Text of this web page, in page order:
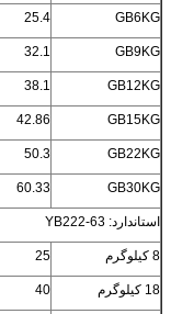
GB6KG
25.4
GB9KG
32.1
GB12KG
38.1
GB15KG
42.86
GB22KG
50.3
GB30KG
60.33
استاندارد: YB222-63
8 کیلوگرم 25
18 کیلوگرم 40